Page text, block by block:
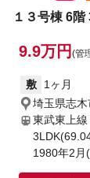
１３号棟 6
9.9万円 (管
敷 1ヶ月
埼玉県志木
東武東上
1980年2月